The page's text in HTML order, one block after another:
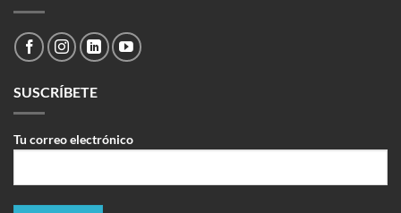
SUSCRÍBETE
Tu correo electrónico